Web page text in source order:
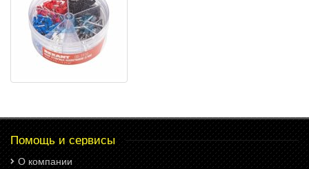
Помощь и сервисы
О компании